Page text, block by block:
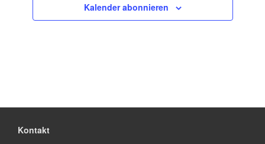
Kalender abonnieren
Kontakt